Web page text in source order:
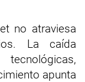
no atraviesa
La caída
apunta